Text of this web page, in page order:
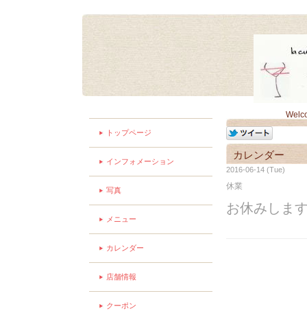
カレンダー
2016-06-14 (Tue)
休業
お休みしま
トップページ
インフォメーション
写真
メニュー
カレンダー
店舗情報
クーポン